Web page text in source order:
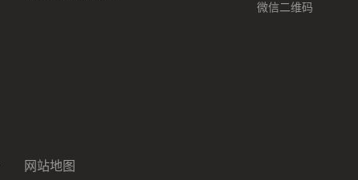
微信二维码
网站地图